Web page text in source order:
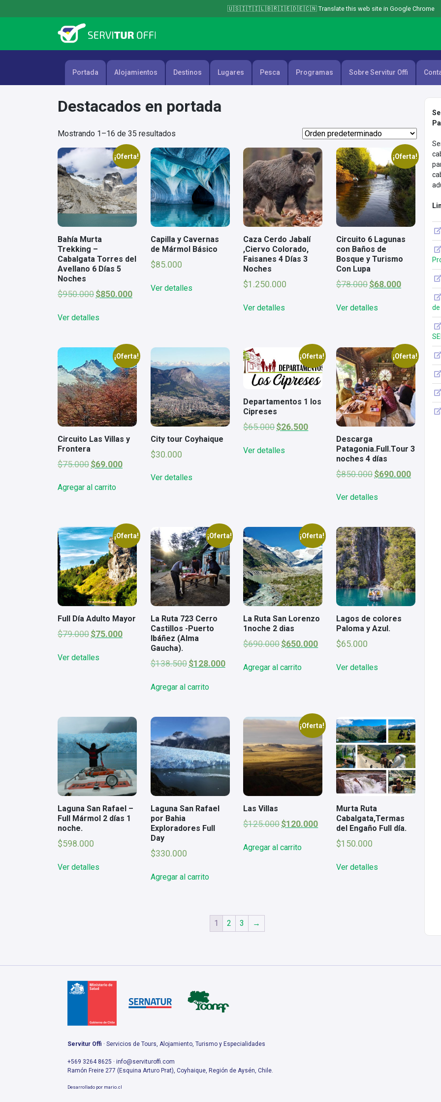
to
🇺🇸🇮🇹🇮🇱🇧🇷🇮🇪🇩🇪🇨🇳 Translate this web site in Google Chrome
Portada Alojamientos Destinos Lugares Pesca Programas Sobre Servitur Offi
Destacados en portada
Mostrando 1–16 de 35 resultados
¡Oferta!
Bahía Murta
Trekking –
Cabalgata Torres del
Avellano 6 Días 5
Noches
$950.000 El
era:
$850.000El
Ver detalles
Capilla y Cavernas
de Mármol Básico
$85.000
Ver detalles
Caza Cerdo Jabalí
,Ciervo Colorado,
Faisanes 4 Días 3
Noches
$1.250.000
Ver detalles
¡Oferta!
Circuito 6 Lagunas
con Baños de
Bosque y Turismo
Con Lupa
$78.000 El
era:
$68.000El
Ver detalles
¡Oferta!
Circuito Las Villas y
Frontera
$75.000 El
era:
$69.000El
Agregar al carrito
City tour Coyhaique
$30.000
Ver detalles
¡Oferta!
Departamentos 1 los
Cipreses
$65.000 El
era:
$26.500El
Ver detalles
¡Oferta!
Descarga
Patagonia.Full.Tour 3
noches 4 días
$850.000 El
era:
$690.000El
Ver detalles
¡Oferta!
Full Día Adulto Mayor
$79.000 El
era:
$75.000El
Ver detalles
¡Oferta!
La Ruta 723 Cerro
Castillos -Puerto
Ibáñez (Alma
Gaucha).
$138.500 El
era:
$128.000El
precio
Agregar al carrito
¡Oferta!
La Ruta San Lorenzo
1noche 2 dias
$690.000 El
era:
$650.000El
Agregar al carrito
Lagos de colores
Paloma y Azul.
$65.000
Ver detalles
Laguna San Rafael –
Full Mármol 2 días 1
noche.
$598.000
Ver detalles
Laguna San Rafael
por Bahia
Exploradores Full
Day
$330.000
Agregar al carrito
¡Oferta!
Las Villas
$125.000 El
era:
$120.000El
precio
Agregar al carrito
Murta Ruta
Cabalgata,Termas
del Engaño Full día.
$150.000
Ver detalles
1 2 3 →
Servitur Offi · Servicios de Tours, Alojamiento, Turismo y Especialidades
+569 3264 8625 · info@servituroffi.com
Ramón Freire 277 (Esquina Arturo Prat), Coyhaique, Región de Aysén, Chile.
Desarrollado por mario.cl